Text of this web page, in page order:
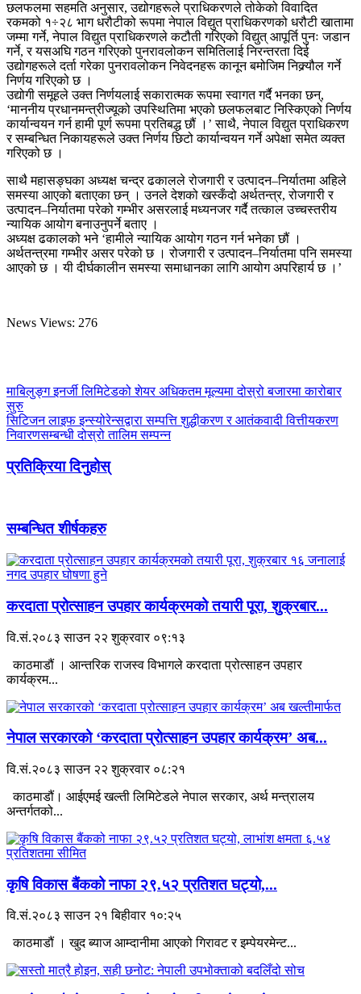
छलफलमा सहमति अनुसार, उद्योगहरूले प्राधिकरणले तोकेको विवादित
रकमको १÷२८ भाग धरौटीको रूपमा नेपाल विद्युत प्राधिकरणको धरौटी खातामा
जम्मा गर्ने, नेपाल विद्युत प्राधिकरणले कटौती गरिएको विद्युत् आपूर्ति पुनः जडान
गर्ने, र यसअघि गठन गरिएको पुनरावलोकन समितिलाई निरन्तरता दिई
उद्योगहरूले दर्ता गरेका पुनरावलोकन निवेदनहरू कानून बमोजिम निक्र्यौल गर्ने
निर्णय गरिएको छ ।
उद्योगी समूहले उक्त निर्णयलाई सकारात्मक रूपमा स्वागत गर्दै भनका छन्,
‘माननीय प्रधानमन्त्रीज्यूको उपस्थितिमा भएको छलफलबाट निस्किएको निर्णय
कार्यान्वयन गर्न हामी पूर्ण रूपमा प्रतिबद्ध छौं ।’ साथै, नेपाल विद्युत प्राधिकरण
र सम्बन्धित निकायहरूले उक्त निर्णय छिटो कार्यान्वयन गर्ने अपेक्षा समेत व्यक्त
गरिएको छ ।
साथै महासङ्घका अध्यक्ष चन्द्र ढकालले रोजगारी र उत्पादन–निर्यातमा अहिले
समस्या आएको बताएका छन् । उनले देशको खस्कँदो अर्थतन्त्र, रोजगारी र
उत्पादन–निर्यातमा परेको गम्भीर असरलाई मध्यनजर गर्दै तत्काल उच्चस्तरीय
न्यायिक आयोग बनाउनुपर्ने बताए ।
अध्यक्ष ढकालको भने ‘हामीले न्यायिक आयोग गठन गर्न भनेका छौं ।
अर्थतन्त्रमा गम्भीर असर परेको छ । रोजगारी र उत्पादन–निर्यातमा पनि समस्या
आएको छ । यी दीर्घकालीन समस्या समाधानका लागि आयोग अपरिहार्य छ ।’
News Views: 276
माबिलुङ्ग इनर्जी लिमिटेडको शेयर अधिकतम मूल्यमा दोस्रो बजारमा कारोबार
सुरु
सिटिजन लाइफ इन्स्योरेन्सद्वारा सम्पत्ति शुद्धीकरण र आतंकवादी वित्तीयकरण
निवारणसम्बन्धी दोस्रो तालिम सम्पन्न
प्रतिक्रिया दिनुहोस्
सम्बन्धित शीर्षकहरु
करदाता प्रोत्साहन उपहार कार्यक्रमको तयारी पूरा, शुक्रबार...
वि.सं.२०८३ साउन २२ शुक्रवार ०९:१३
काठमाडौं । आन्तरिक राजस्व विभागले करदाता प्रोत्साहन उपहार
कार्यक्रम...
नेपाल सरकारको ‘करदाता प्रोत्साहन उपहार कार्यक्रम’ अब...
वि.सं.२०८३ साउन २२ शुक्रवार ०८:२१
काठमाडौं। आईएमई खल्ती लिमिटेडले नेपाल सरकार, अर्थ मन्त्रालय
अन्तर्गतको...
कृषि विकास बैंकको नाफा २९.५२ प्रतिशत घट्यो,...
वि.सं.२०८३ साउन २१ बिहीवार १०:२५
काठमाडौं । खुद ब्याज आम्दानीमा आएको गिरावट र इम्पेयरमेन्ट...